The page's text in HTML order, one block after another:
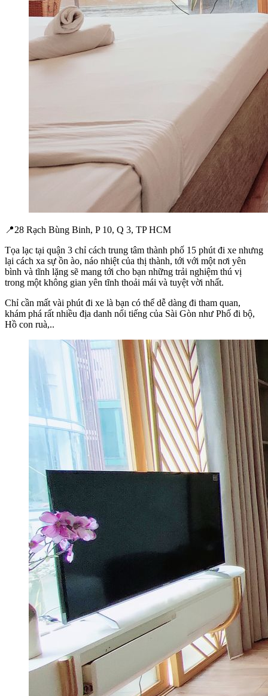
📍28 Rạch Bùng Binh, P 10, Q 3, TP HCM
Tọa lạc tại quận 3 chỉ cách trung tâm thành phố 15 phút đi xe nhưng
lại cách xa sự ồn ào, náo nhiệt của thị thành, tới với một nơi yên
bình và tĩnh lặng sẽ mang tới cho bạn những trải nghiệm thú vị
trong một không gian yên tĩnh thoải mái và tuyệt vời nhất.
Chỉ cần mất vài phút đi xe là bạn có thể dễ dàng đi tham quan,
khám phá rất nhiều địa danh nổi tiếng của Sài Gòn như Phố đi bộ,
Hồ con ruà,..